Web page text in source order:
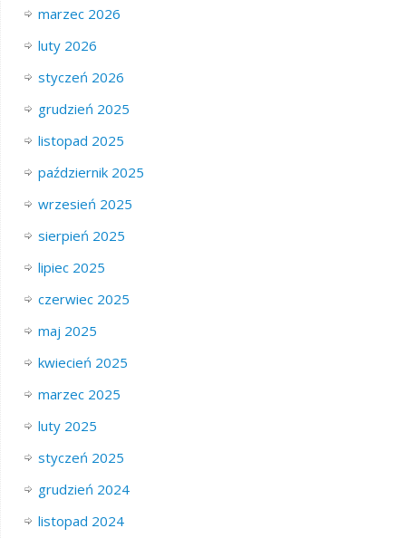
marzec 2026
luty 2026
styczeń 2026
grudzień 2025
listopad 2025
październik 2025
wrzesień 2025
sierpień 2025
lipiec 2025
czerwiec 2025
maj 2025
kwiecień 2025
marzec 2025
luty 2025
styczeń 2025
grudzień 2024
listopad 2024